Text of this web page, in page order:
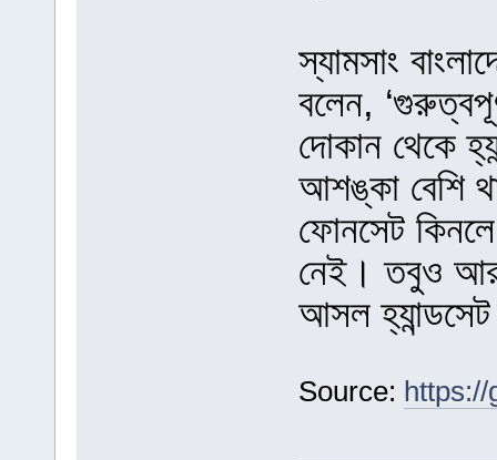
স্যামসাং
বলেন,
দোকান থেকে
আশঙ্কা বেশি
ফোনসেট কিনলে
নেই। তবুও
আসল
Source: https://